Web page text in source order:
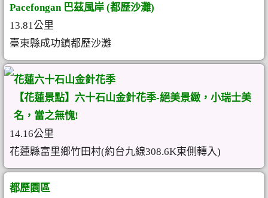
Pacefongan 巴茲風岸 (都歷沙灘)
13.81公里
臺東縣成功鎮都歷沙灘
花蓮六十石山金針花季
【花蓮景點】六十石山金針花季-絕美景緻，小瑞士美
名，當之無愧!
14.16公里
花蓮縣富里鄉竹田村(約台九線308.6K東側轉入)
都歷園區